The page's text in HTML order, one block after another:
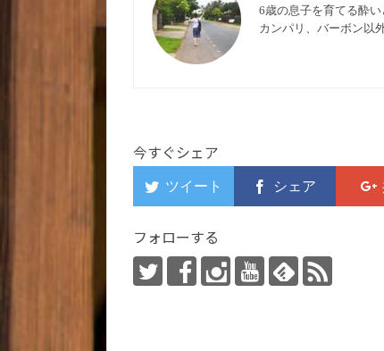
6歳の息子を育てる酔い
カンパリ、バーボン以
今すぐシェア
フォローする